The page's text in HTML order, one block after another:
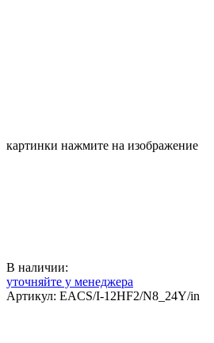
картинки нажмите на изображение
В наличии:
уточняйте у менеджера
Артикул: EACS/I-12HF2/N8_24Y/in